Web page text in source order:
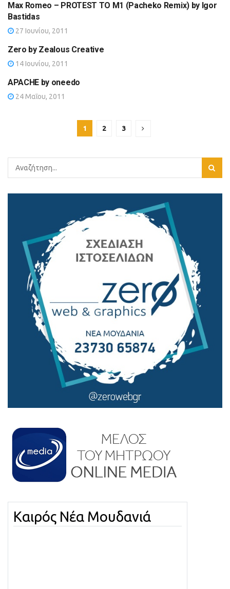
Max Romeo – PROTEST TO M1 (Pacheko Remix) by Igor
Bastidas
27 Ιουνίου, 2011
Zero by Zealous Creative
14 Ιουνίου, 2011
APACHE by oneedo
24 Μαΐου, 2011
1 2 3
Καιρός Νέα Μουδανιά